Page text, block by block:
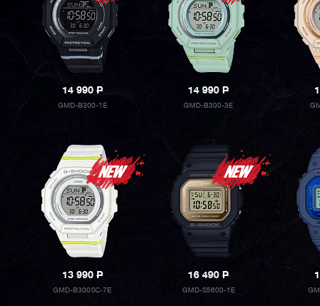
14 990P
GMD-B300-1E
14 990P
GMD-B300-3E
13 990P
GMD-B300SC-7E
16 490P
GMD-S5600-1E